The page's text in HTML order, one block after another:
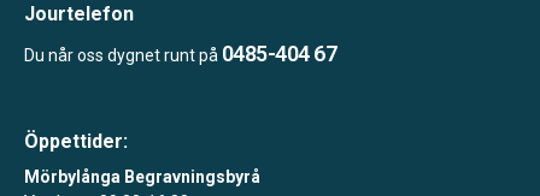
Jourtelefon
Du når oss dygnet runt på 0485-404 67
Öppettider:
Mörbylånga Begravningsbyrå